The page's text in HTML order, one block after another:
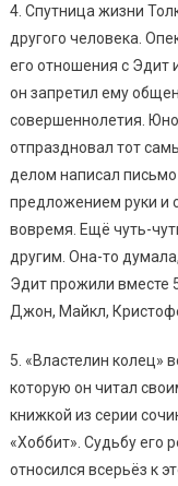
4. Спутница жизни
другого человека.
его отношения с Эдит
он запретил ему
совершеннолетия.
отпраздновал тот
делом написал
предложением руки и
вовремя. Ещё чуть-
другим. Она-то
Эдит прожили вместе
Джон, Майкл,
5. «Властелин колец»
которую он читал
книжкой из серии
«Хоббит». Судьбу его
относился всерьёз к